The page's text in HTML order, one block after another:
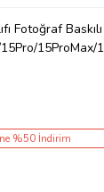
Fotoğraf Baskılı
%50 İndirim